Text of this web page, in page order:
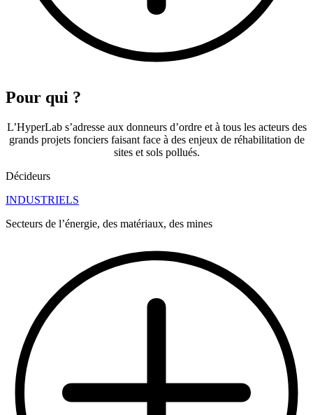
Pour qui ?
L’HyperLab s’adresse aux donneurs d’ordre et à tous les acteurs des
grands projets fonciers faisant face à des enjeux de réhabilitation de
sites et sols pollués.
Décideurs
INDUSTRIELS
Secteurs de l’énergie, des matériaux, des mines